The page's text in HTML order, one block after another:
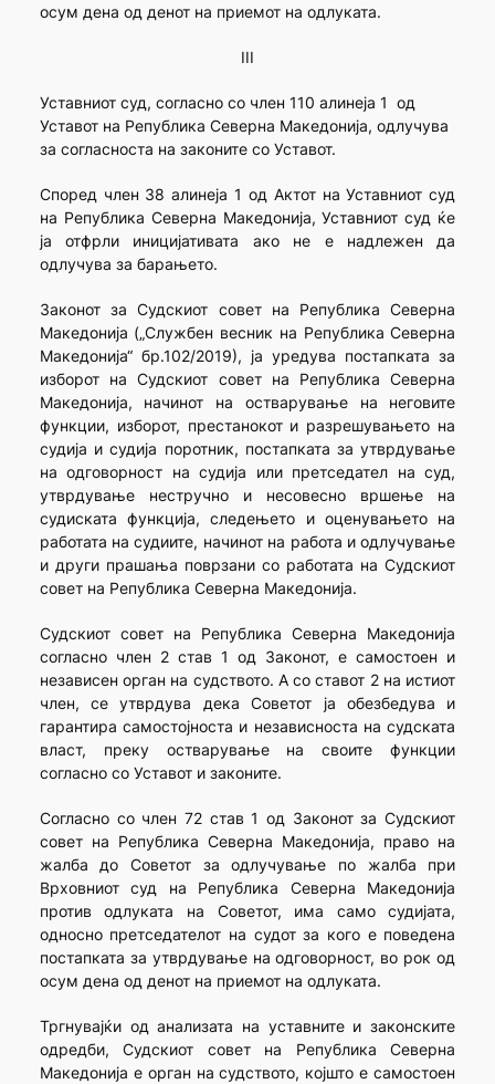
осум дена од денот на приемот на одлуката.
III
Уставниот суд, согласно со член 110 алинеја 1 од
Уставот на Република Северна Македонија, одлучува
за согласноста на законите со Уставот.
Според член 38 алинеја 1 од Актот на Уставниот суд
на Република Северна Македонија, Уставниот суд ќе
ја отфрли иницијативата ако не е надлежен да
одлучува за барањето.
Законот за Судскиот совет на Република Северна
Македонија („Службен весник на Република Северна
Македонија“ бр.102/2019), ја уредува постапката за
изборот на Судскиот совет на Република Северна
Македонија, начинот на остварување на неговите
функции, изборот, престанокот и разрешувањето на
судија и судија поротник, постапката за утврдување
на одговорност на судија или претседател на суд,
утврдување нестручно и несовесно вршење на
судиската функција, следењето и оценувањето на
работата на судиите, начинот на работа и одлучување
и други прашања поврзани со работата на Судскиот
совет на Република Северна Македонија.
Судскиот совет на Република Северна Македонија
согласно член 2 став 1 од Законот, е самостоен и
независен орган на судството. А со ставот 2 на истиот
член, се утврдува дека Советот ја обезбедува и
гарантира самостојноста и независноста на судската
власт, преку остварување на своите функции
согласно со Уставот и законите.
Согласно со член 72 став 1 од Законот за Судскиот
совет на Република Северна Македонија, право на
жалба до Советот за одлучување по жалба при
Врховниот суд на Република Северна Македонија
против одлуката на Советот, има само судијата,
односно претседателот на судот за кого е поведена
постапката за утврдување на одговорност, во рок од
осум дена од денот на приемот на одлуката.
Тргнувајќи од анализата на уставните и законските
одредби, Судскиот совет на Република Северна
Македонија е орган на судството, којшто е самостоен